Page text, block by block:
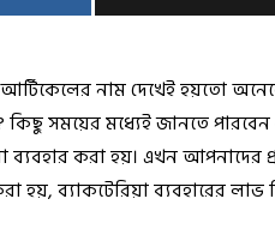
নাম দেখেই হয়তো
কিছু সময়ের মধ্যেই জানতে
ব্যবহার করা হয়। এখন আপনাদের
হয়, ব্যাকটেরিয়া ব্যবহারের